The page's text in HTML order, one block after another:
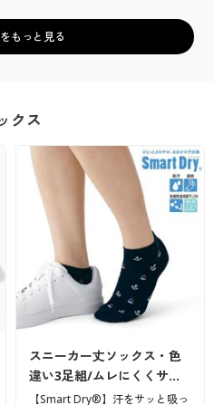
もっと見る
クス
スニーカー丈ソックス・色
違い3足組/ムレにくくサ…
【Smart Dry®】汗をサッと吸っ